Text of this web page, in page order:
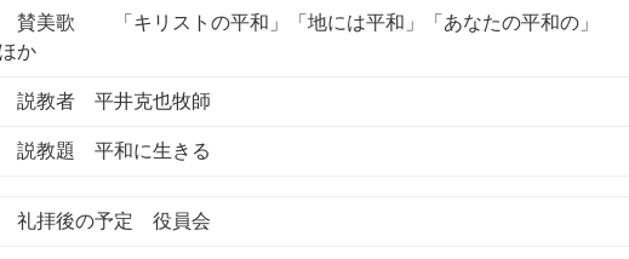
賛美歌 「キリストの平和」「地には平和」「あなたの平和の」
ほか
説教者 平井克也牧師
説教題 平和に生きる
礼拝後の予定 役員会